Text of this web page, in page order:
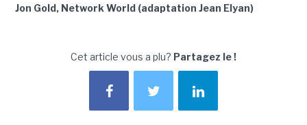
Jon Gold, Network World (adaptation Jean Elyan)
Cet article vous a plu? Partagez le !